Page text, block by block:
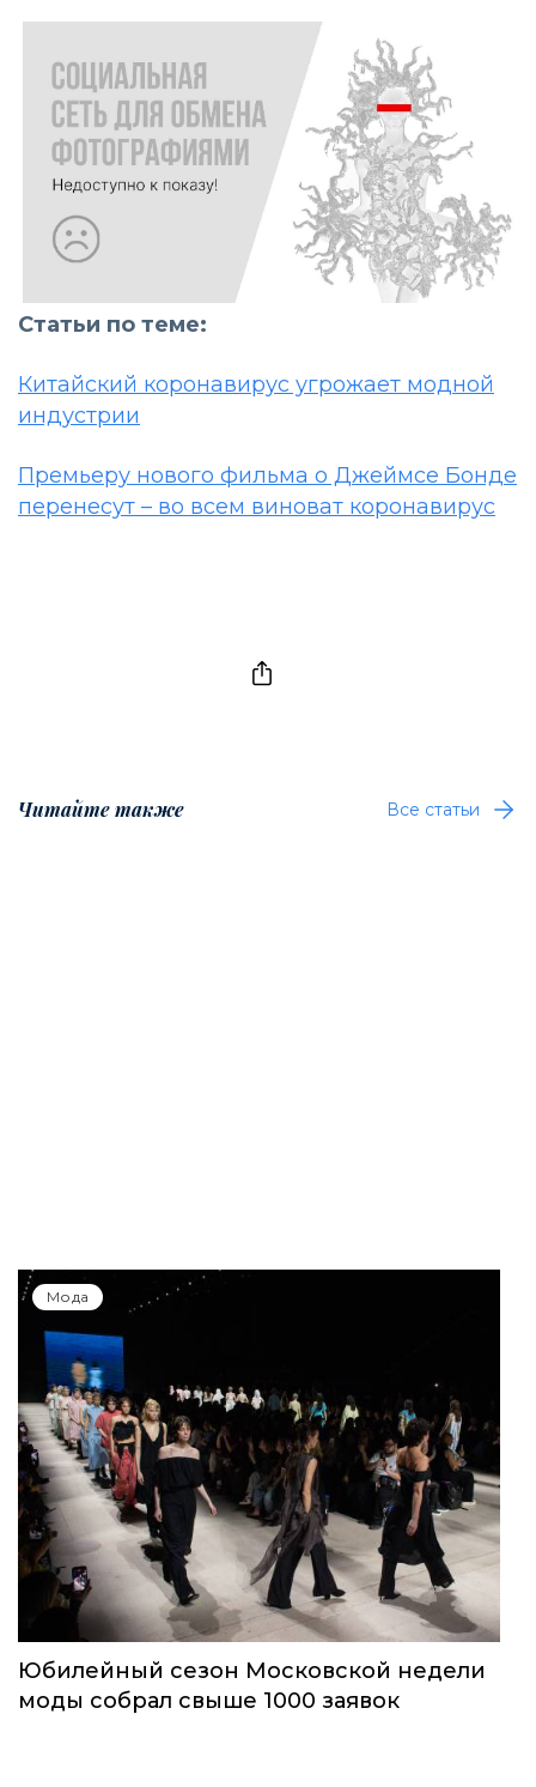
Статьи по теме:
Китайский коронавирус угрожает модной
индустрии
Премьеру нового фильма о Джеймсе Бонде
перенесут – во всем виноват коронавирус
Читайте также Все статьи
Мода
Юбилейный сезон Московской недели
моды собрал свыше 1000 заявок